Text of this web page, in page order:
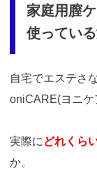
家庭用膣
使ってい
自宅でエステさ
oniCARE(ヨニケ
実際に どれくら
か。